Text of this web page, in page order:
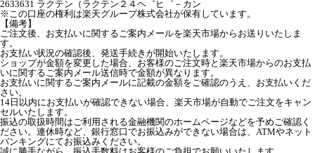
2633631 ラクテン（ラクテン２４ヘ゛ヒ゛－カン
※この口座の権利は楽天グループ株式会社が保有しています。
【備考】
ご注文後、お支払いに関するご案内メールを楽天市場からお送りいたしま
す。
お支払い状況の確認後、発送手続きが開始いたします。
ショップが金額を変更した場合、お客様のご注文時と楽天市場からのお支払
いに関するご案内メール送信時で金額が異なります。
お支払いに関するご案内メールに記載の金額をご確認のうえ、お支払いくだ
さい。
14日以内にお支払いが確認できない場合、楽天市場が自動でご注文をキャン
セルいたします。
振込の取扱時間はご利用される金融機関のホームページなどを予めご確認く
ださい。連休時など、銀行窓口でお振込みができない場合は、ATMやネット
バンキングにてお振込みください。